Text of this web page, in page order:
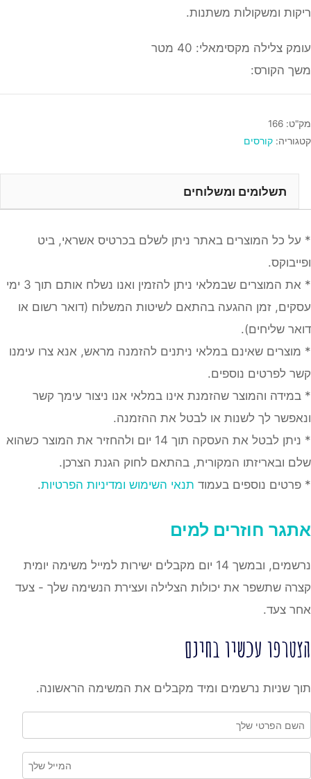
ריקות ומשקולות משתנות.
עומק צלילה מקסימאלי: 40 מטר
משך הקורס:
מק"ט: 166
קטגוריה: קורסים
תשלומים ומשלוחים
* על כל המוצרים באתר ניתן לשלם בכרטיס אשראי, ביט
ופייבוקס.
* את המוצרים שבמלאי ניתן להזמין ואנו נשלח אותם תוך 3 ימי
עסקים, זמן ההגעה בהתאם לשיטות המשלוח (דואר רשום או
דואר שליחים).
* מוצרים שאינם במלאי ניתנים להזמנה מראש, אנא צרו עימנו
קשר לפרטים נוספים.
* במידה והמוצר שהזמנת אינו במלאי אנו ניצור עימך קשר
ונאפשר לך לשנות או לבטל את ההזמנה.
* ניתן לבטל את העסקה תוך 14 יום ולהחזיר את המוצר כשהוא
שלם ובאריזתו המקורית, בהתאם לחוק הגנת הצרכן.
* פרטים נוספים בעמוד תנאי השימוש ומדיניות הפרטיות.
אתגר חוזרים למים
נרשמים, ובמשך 14 יום מקבלים ישירות למייל משימה יומית
קצרה שתשפר את יכולות הצלילה ועצירת הנשימה שלך - צעד
אחר צעד.
הצטרפו עכשיו בחינם
תוך שניות נרשמים ומיד מקבלים את המשימה הראשונה.